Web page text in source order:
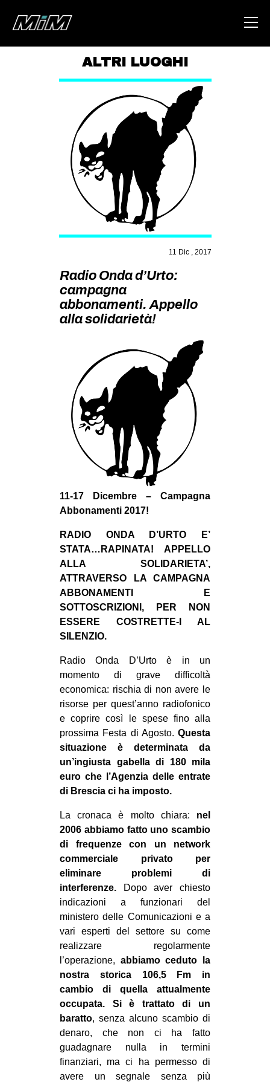
ABOUT
DEGENERAZIONE
GAZA FREESTYLE
CSOA LAMBRETTA
MSM
STUDENTI TSUNAMI
MILANO
MOBILITAZIONI
SPAZI
MOVIMENTI
AMBIENTE
ANTIFASCISMO
DIRITTO ALL’ABITARE
GENERI
MIGRAZIONI
PRECARIATO
REPRESSIONE
STUDENTI
CULTURE
ARTE
CINEMA
RECENSIONI
INTERNAZIONALE
AFRICA
AMERICHE
ESTREMO ORIENTE
EUROPA
MEDIO ORIENTE
EVENTI
in
bsky
ms
SEARCH
ALTRI LUOGHI
11 Dic , 2017
Radio Onda d’Urto:
campagna
abbonamenti. Appello
alla solidarietà!
11-17 Dicembre – Campagna
Abbonamenti 2017!
RADIO ONDA D’URTO E’
STATA…RAPINATA! APPELLO
ALLA SOLIDARIETA’,
ATTRAVERSO LA CAMPAGNA
ABBONAMENTI E
SOTTOSCRIZIONI, PER NON
ESSERE COSTRETTE-I AL
SILENZIO.
Radio Onda D’Urto è in un
momento di grave difficoltà
economica: rischia di non avere le
risorse per quest’anno radiofonico
e coprire così le spese fino alla
prossima Festa di Agosto. Questa
situazione è determinata da
un’ingiusta gabella di 180 mila
euro che l’Agenzia delle entrate
di Brescia ci ha imposto.
La cronaca è molto chiara: nel
2006 abbiamo fatto uno scambio
di frequenze con un network
commerciale privato per
eliminare problemi di
interferenze. Dopo aver chiesto
indicazioni a funzionari del
ministero delle Comunicazioni e a
vari esperti del settore su come
realizzare regolarmente
l’operazione, abbiamo ceduto la
nostra storica 106,5 Fm in
cambio di quella attualmente
occupata.
Si è trattato di un
baratto, senza alcuno scambio di
denaro, che non ci ha fatto
guadagnare nulla in termini
finanziari, ma ci ha permesso di
avere un segnale senza più